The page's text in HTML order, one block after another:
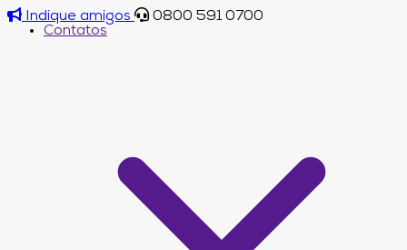
Indique amigos
0800 591 0700
Contatos